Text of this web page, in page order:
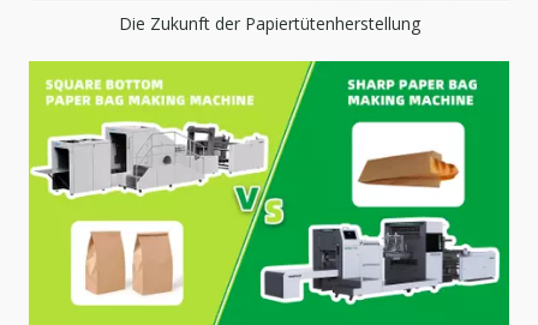
Die Zukunft der Papiertütenherstellung